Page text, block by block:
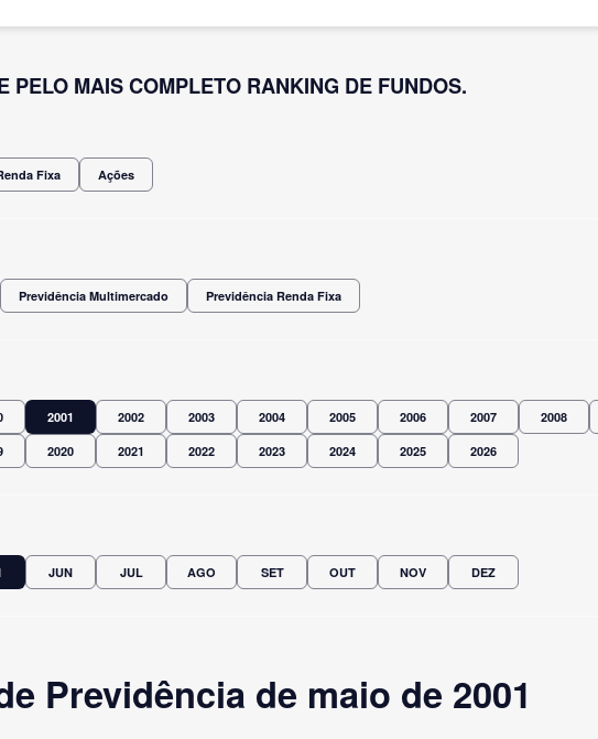
PELO MAIS COMPLETO RANKING DE FUNDOS.
Fixa Ações
Previdência Multimercado Previdência Renda Fixa
2001 2002 2003 2004 2005 2006 2007 2008
2020 2021 2022 2023 2024 2025 2026
JUN JUL AGO SET OUT NOV DEZ
Previdência de maio de 2001